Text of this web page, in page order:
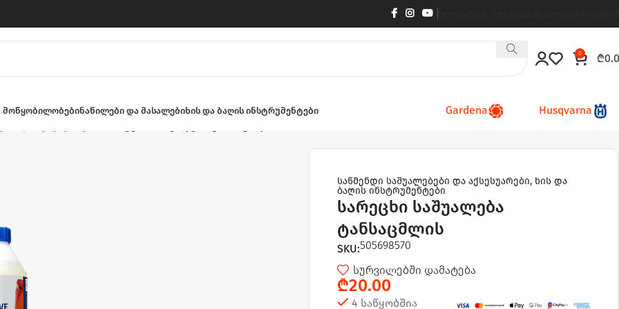
0 ₾
მოწყობილობებინაწილები და მასალებიხის და ბაღის ინსტრუმენტები Gardena Husqvarna
საწმენდი საშუალებები და აქსესუარები, ხის და
ბაღის ინსტრუმენტები
სარეცხი საშუალება
ტანსაცმლის
SKU:505698570
სურვილებში დამატება
₾20.00
4 საწყობშია